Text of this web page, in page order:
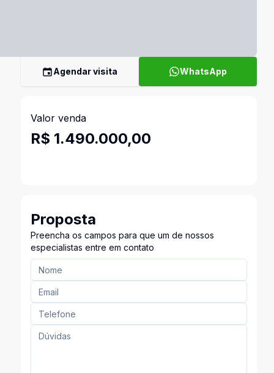
Agendar visita WhatsApp
Valor venda
R$ 1.490.000,00
Proposta
Preencha os campos para que um de nossos
especialistas entre em contato